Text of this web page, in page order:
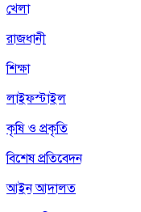
খেলা
রাজধানী
শিক্ষা
লাইফস্টাইল
কৃষি ও প্রকৃতি
বিশেষ প্রতিবেদন
আইন আদালত